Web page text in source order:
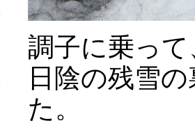
調子に乗っ
日陰の残雪
た。